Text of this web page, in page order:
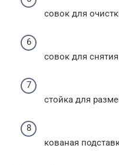
совок для
совок для
стойка для
кованая